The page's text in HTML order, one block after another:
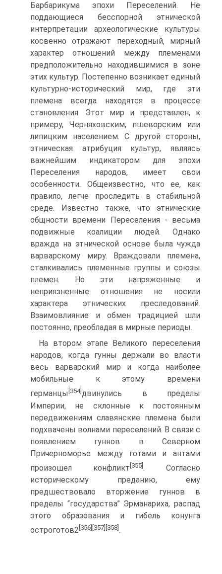
Барбарикума эпохи Переселений. Не
поддающиеся бесспорной этнической
интерпретации археологические культу­ры
косвенно отражают переходный, мирный
характер отношений между племена­ми
предположительно находившимися в зоне
этих культур. Постепенно возникает единый
культурно-исторический мир, где эти
племена всегда находятся в процессе
становления. Этот мир и представлен, к
примеру, Черняховским, пшеворским или
липицким населением. С другой стороны,
этническая атрибуция культур, являясь
важнейшим индикатором для эпохи
Переселения народов, имеет свои
особенно­сти. Общеизвестно, что ее, как
правило, легче проследить в стабильной
среде. Из­вестно также, что этнические
общности времени Переселения - весьма
подвижные коалиции людей. Однако
вражда на этнической основе была чужда
варварскому миру. Враждовали племена,
сталкивались племенные группы и союзы
племен. Но эти напряженные и
неприязненные отношения не носили
характера этнических преследований.
Взаимовлияние и обмен традицией шли
постоянно, преобладая в мирные периоды.
На втором этапе Великого переселения
народов, когда гунны держали во вла­сти
весь варварский мир и когда наиболее
мобильные к этому времени
германцы [354]двинулись в пределы
Империи, не склонные к постоянным
передвижениям сла­вянские племена были
подхвачены волнами переселений. В связи с
появлением гуннов в Северном
Причерноморье между готами и антами
произошел кон­фликт [355]. Согласно
историческому преданию, ему
предшествовало вторжение гун­нов в
пределы “государства” Эрманариха, распад
этого образования и гибель ко­нунга
остроготов2 [356] [357] [358] .